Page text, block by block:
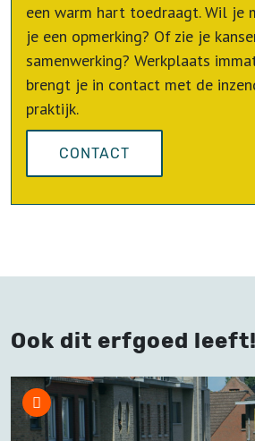
een warm hart toedraagt. Wil je
je een opmerking? Of zie je
samenwerking? Werkplaats
brengt je in contact met de
praktijk.
CONTACT
Ook dit erfgoed leeft!